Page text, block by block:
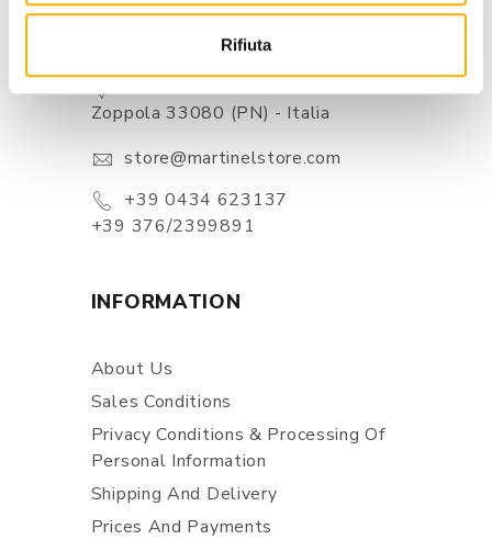
Rifiuta
Via Pordenone, 1 - Poincicco Di
Zoppola 33080 (PN) - Italia
store@martinelstore.com
+39 0434 623137
+39 376/2399891
INFORMATION
About Us
Sales Conditions
Privacy Conditions & Processing Of
Personal Information
Shipping And Delivery
Prices And Payments